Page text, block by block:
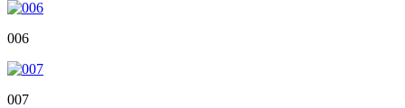
006
007